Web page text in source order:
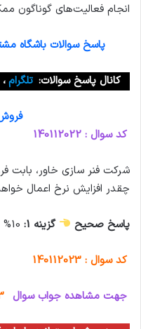
انجام فعالیت‌های گوناگون
پاسخ سوالات باشگاه
کانال پاسخ سوالات: تلگرام،
فروش
کد سوال : 140112022
چقدر افزایش نرخ اعمال
پاسخ صحیح گزینه 1:
کد سوال : 140112023
جهت مشاهده جواب سوال